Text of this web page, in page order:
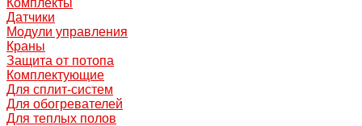
Комплекты
Датчики
Модули управления
Краны
Защита от потопа
Комплектующие
Для сплит-систем
Для обогревателей
Для теплых полов